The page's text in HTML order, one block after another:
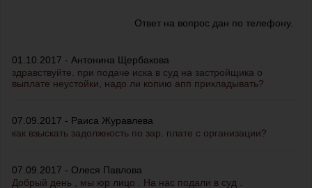
Ответ на вопрос дан по телефону.
01.10.2017 - Антонина Щербакова
здравствуйте. при подаче иска в суд на застройщика о
выплате неустойки, надо ли копию апп прикладывать?
07.09.2017 - Раиса Журавлева
как взыскать задолжность по зар. плате с организации?
07.09.2017 - Олеся Павлова
Добрый день , мы юр лицо . На нас подали в суд .